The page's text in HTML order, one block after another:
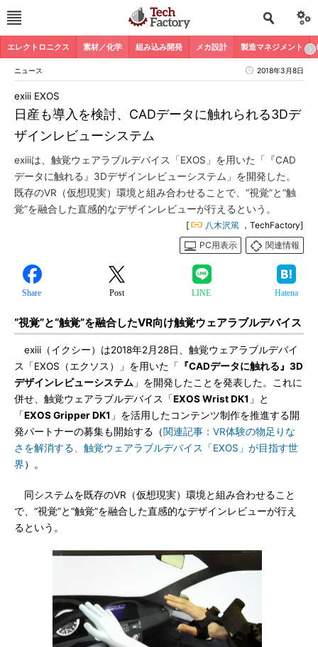
エレクトロニクス 素材／化学 組み込み開発 メカ設計 製造マネジメント
ニュース 2018年3月8日
日産も導入を検討、CADデータに触れられる3Dデ
ザインレビューシステム
exiii EXOS
exiiiは、触覚ウェアラブルデバイス「EXOS」を用いた「『CAD
データに触れる』3Dデザインレビューシステム」を開発した。
既存のVR（仮想現実）環境と組み合わせることで、“視覚”と“触
覚”を融合した直感的なデザインレビューが行えるという。
[ 八木沢篤 ，TechFactory]
PC用表示
関連情報
Share Post LINE Hatena
“視覚”と“触覚”を融合したVR向け触覚ウェアラブルデバイス
exiii（イクシー）は2018年2月28日、触覚ウェアラブルデバイ
ス「EXOS（エクソス）」を用いた「
『CADデータに触れる』3D
デザインレビューシステム 」を開発したことを発表した。これに
併せ、触覚ウェアラブルデバイス「EXOS Wrist DK1 」と
「EXOS Gripper DK1 」を活用したコンテンツ制作を推進する開
発パートナーの募集も開始する（関連記事：VR体験の物足りな
さを解消する、触覚ウェアラブルデバイス「EXOS」が目指す世
界）。
同システムを既存のVR（仮想現実）環境と組み合わせること
で、“視覚”と“触覚”を融合した直感的なデザインレビューが行え
るという。